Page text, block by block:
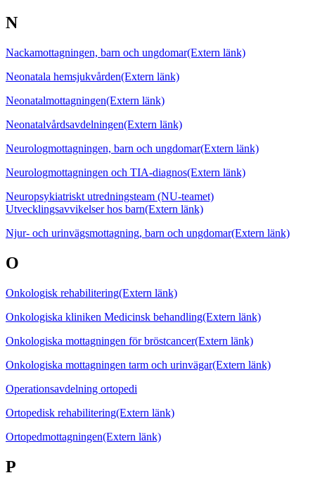
N
Nackamottagningen, barn och ungdomar(Extern länk)
Neonatala hemsjukvården(Extern länk)
Neonatalmottagningen(Extern länk)
Neonatalvårdsavdelningen(Extern länk)
Neurologmottagningen, barn och ungdomar(Extern länk)
Neurologmottagningen och TIA-diagnos(Extern länk)
Neuropsykiatriskt utredningsteam (NU-teamet)
Utvecklingsavvikelser hos barn(Extern länk)
Njur- och urinvägsmottagning, barn och ungdomar(Extern länk)
O
Onkologisk rehabilitering(Extern länk)
Onkologiska kliniken Medicinsk behandling(Extern länk)
Onkologiska mottagningen för bröstcancer(Extern länk)
Onkologiska mottagningen tarm och urinvägar(Extern länk)
Operationsavdelning ortopedi
Ortopedisk rehabilitering(Extern länk)
Ortopedmottagningen(Extern länk)
P